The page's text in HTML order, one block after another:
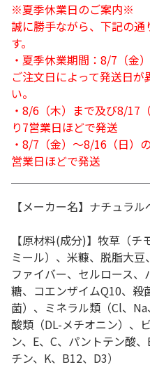
※夏季休業日のご案内※
誠に勝手ながら、下記の
す。
・夏季休業期間：8/7（金
ご注文日によって発送日
い。
・8/6（木）まで及び8/17
り7営業日ほどで発送
・8/7（金）～8/16（日）
営業日ほどで発送
【メーカー名】ナチュラ
【原材料(成分)】牧草（
ミール）、米糠、脱脂大
ファイバー、セルロース
糖、コエンザイムQ10、殺
菌）、ミネラル類（Cl、
酸類（DL-メチオニン）、
ン、E、C、パントテン酸
チン、K、B12、D3）